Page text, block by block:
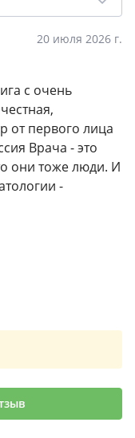
системы
когда
с нами
и
со
и их
0
20 июля 2026 г.
с очень
от первого лица
Врача - это
они тоже люди. И
-
-
к врачам, а уж
случайности.
Наука
умер, допустим,
бы выжил
спасать жизни.
оказаться на